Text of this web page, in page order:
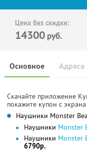
Цена без скидки:
14300 руб.
Основное Адреса
Скачайте приложение
покажите купон с
Наушники Monster
Наушники Monster
Наушники Monster
6790р.